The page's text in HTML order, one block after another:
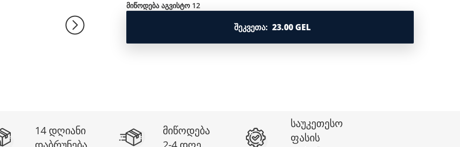
მიწოდება აგვისტო 12
ᲨᲔᲙᲕᲔᲗᲐ: 23.00 GEL
14 დღიანი
მიწოდება
საუკეთესო
ფასის